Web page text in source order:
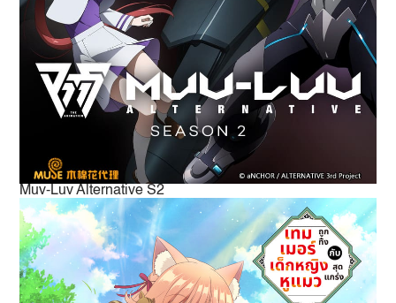
Muv-Luv Alternative S2